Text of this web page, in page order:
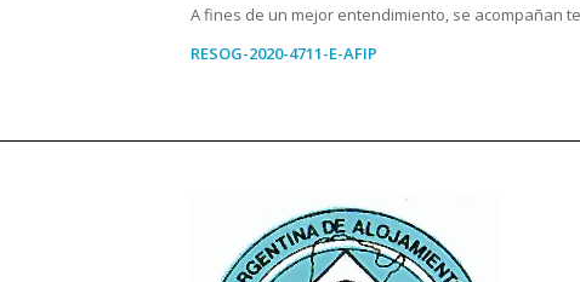
A fines de un mejor entendimiento, se acompañan
RESOG-2020-4711-E-AFIP